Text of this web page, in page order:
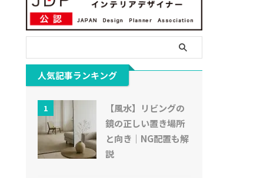
人気記事ランキング
1
【風水】リビングの
鏡の正しい置き場所
と向き｜NG配置も解
説